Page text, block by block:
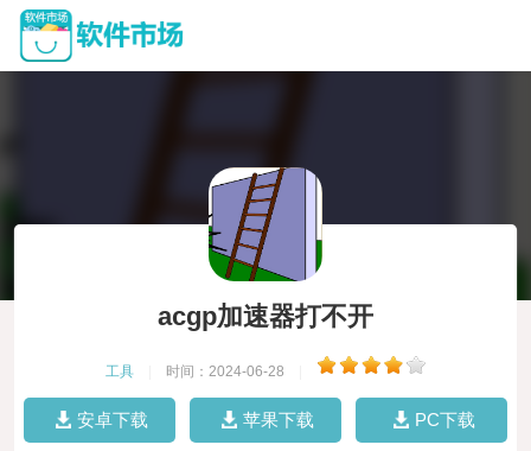
acgp加速器打不开
工具 时间：2024-06-28
安卓下载 苹果下载 PC下载